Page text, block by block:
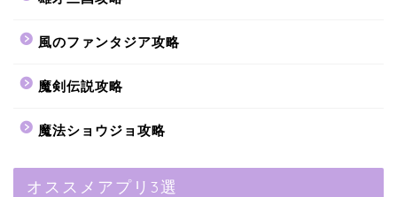
風のファンタジア攻略
魔剣伝説攻略
魔法ショウジョ攻略
オススメアプリ3選